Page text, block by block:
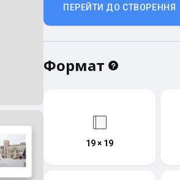
ПЕРЕЙТИ ДО СТВОРЕННЯ
Формат
19 × 19